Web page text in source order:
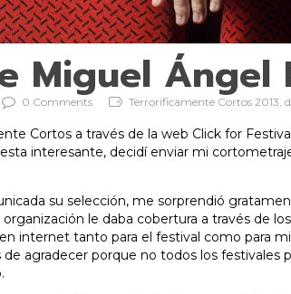
Miguel Ángel
0 Comments Terrorificamente Cortos 2013,
Cortos a través de la web Click for
interesante, decidí enviar mi
su selección, me sorprendió
le daba cobertura a través de
internet tanto para el festival como para mi
agradecer porque no todos los festivales